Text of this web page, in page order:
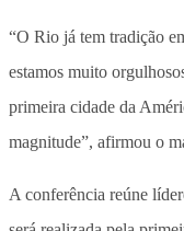
“O Rio já tem tradição
estamos muito
primeira cidade da
magnitude”, afirmou o
A conferência reúne